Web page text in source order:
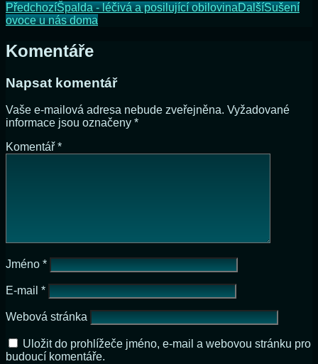
PředchozíŠpalda - léčivá a posilující obilovinaDalšíSušení
ovoce u nás doma
Komentáře
Napsat komentář
Vaše e-mailová adresa nebude zveřejněna. Vyžadované
informace jsou označeny *
Komentář *
Jméno *
E-mail *
Webová stránka
Uložit do prohlížeče jméno, e-mail a webovou stránku pro
budoucí komentáře.